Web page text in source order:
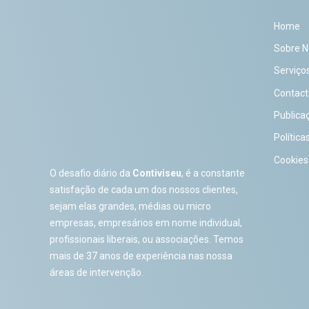
O desafio diário da Contiviseu, é a constante
satisfação de cada um dos nossos clientes,
sejam elas grandes, médias ou micro
empresas, empresários em nome individual,
profissionais liberais, ou associações. Temos
mais de 37 anos de experiência nas nossa
áreas de intervenção.
Home
Sobre
Cookies